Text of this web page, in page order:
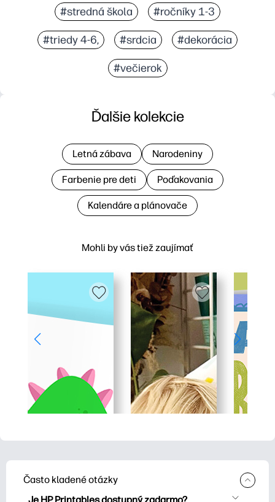
#stredná škola #ročníky 1-3
#triedy 4-6, #srdcia #dekorácia
#večierok
Mohli by vás tiež zaujímať
Ďalšie kolekcie
Letná zábava Narodeniny
Farbenie pre deti Poďakovania
Kalendáre a plánovače
Často kladené otázky